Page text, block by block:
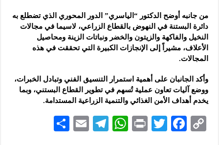
من جانبه أوضح الدكتور “الياسري” الدور المحوري الذي تضطلع به
دائرة البستنة في النهوض بالقطاع الزراعي، لاسيما في مجالات
النخيل والفاكهة والزيتون والخضر ونباتات الزينة ومحاصيل
الأعلاف، مشيراً إلى الإنجازات الكبيرة التي تحققت في هذه
المجالات.
وأكد الجانبان على أهمية استمرار التنسيق الفني وتبادل الخبرات،
ووضع آليات تعاون عملية تُسهم في تطوير القطاع البستني، وبما
يخدم أهداف الأمن الغذائي والتنمية الزراعية المستدامة.
C
F
T
P
W
Te
E